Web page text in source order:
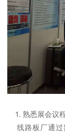
1. 熟悉展会议
线路板厂通过